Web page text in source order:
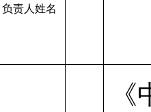
负责人姓名